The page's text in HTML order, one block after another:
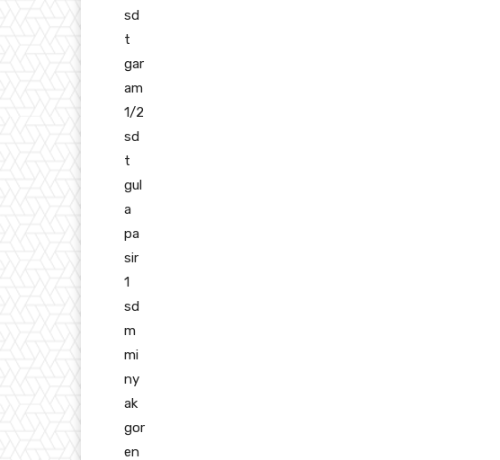
sd
t
gar
am
1/2
sd
t
gul
a
pa
sir
1
sd
m
mi
ny
ak
gor
en